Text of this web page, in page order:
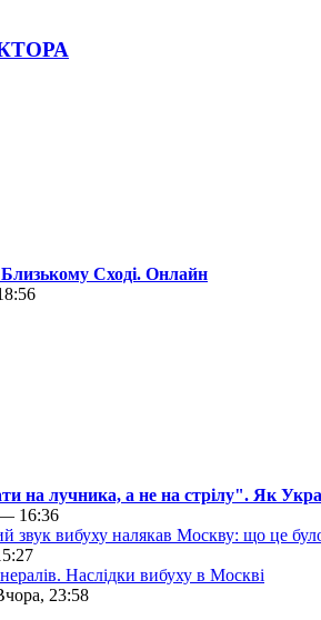
Сході. Онлайн
на лучника, а не на стрілу". Як
16:36
звук вибуху налякав Москву: що це
Наслідки вибуху в Москві
23:58